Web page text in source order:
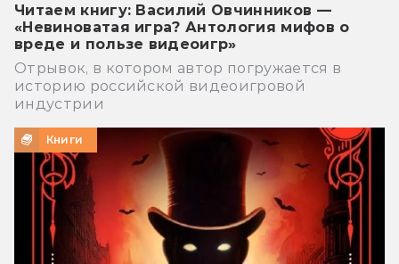
Читаем книгу: Василий Овчинников —
«Невиноватая игра? Антология мифов о
вреде и пользе видеоигр»
Отрывок, в котором автор погружается в
историю российской видеоигровой
индустрии
Книги